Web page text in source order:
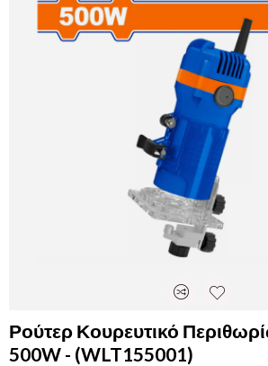
Ρούτερ Κουρευτικό
500W - (WLT155001)